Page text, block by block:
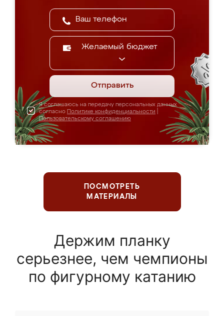
Желаемый бюджет
Отправить
Я соглашаюсь на передачу персональных данных
согласно Политике конфиденциальности
Пользовательскому соглашению
ПОСМОТРЕТЬ
МАТЕРИАЛЫ
Держим планку
серьезнее, чем чемпионы
по фигурному катанию